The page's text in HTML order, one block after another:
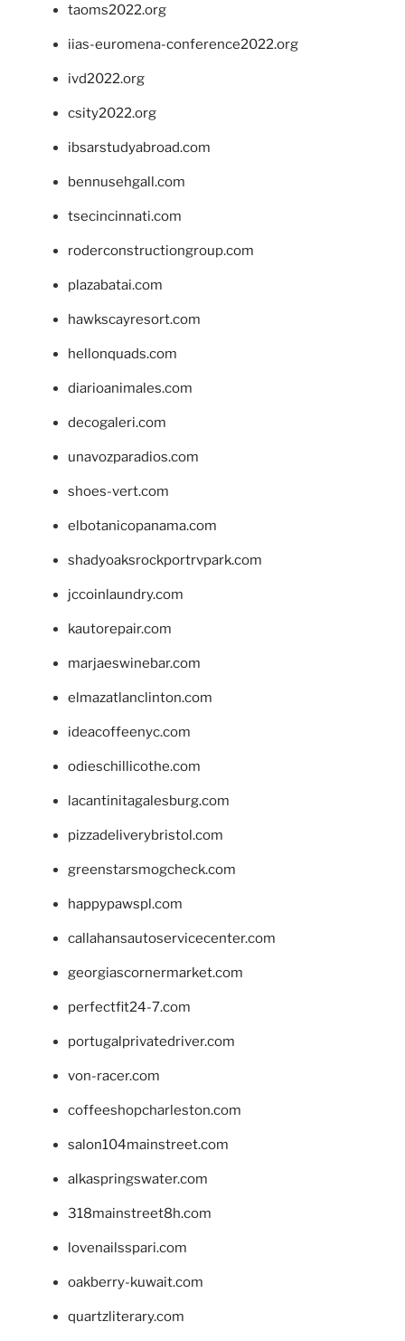
taoms2022.org
iias-euromena-conference2022.org
ivd2022.org
csity2022.org
ibsarstudyabroad.com
bennusehgall.com
tsecincinnati.com
roderconstructiongroup.com
plazabatai.com
hawkscayresort.com
hellonquads.com
diarioanimales.com
decogaleri.com
unavozparadios.com
shoes-vert.com
elbotanicopanama.com
shadyoaksrockportrvpark.com
jccoinlaundry.com
kautorepair.com
marjaeswinebar.com
elmazatlanclinton.com
ideacoffeenyc.com
odieschillicothe.com
lacantinitagalesburg.com
pizzadeliverybristol.com
greenstarsmogcheck.com
happypawspl.com
callahansautoservicecenter.com
georgiascornermarket.com
perfectfit24-7.com
portugalprivatedriver.com
von-racer.com
coffeeshopcharleston.com
salon104mainstreet.com
alkaspringswater.com
318mainstreet8h.com
lovenailsspari.com
oakberry-kuwait.com
quartzliterary.com